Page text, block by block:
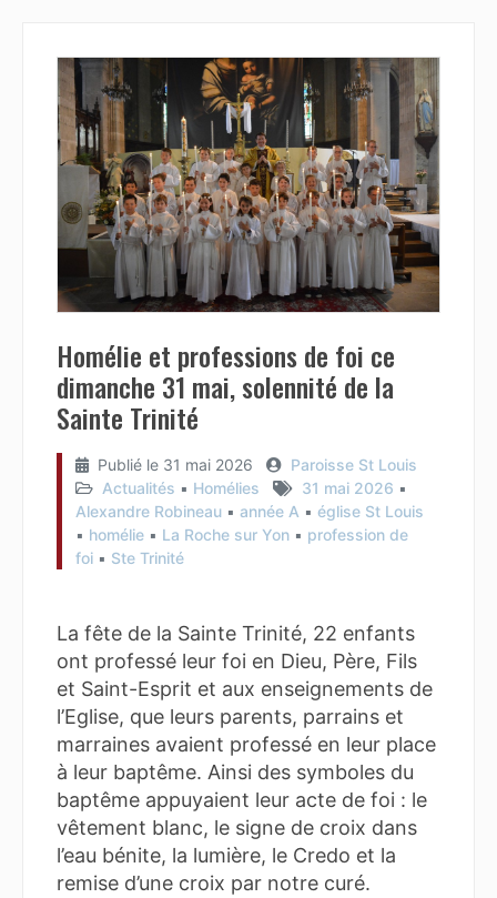
Homélie et professions de foi ce
dimanche 31 mai, solennité de la
Sainte Trinité
Publié le 31 mai 2026
Paroisse St Louis
Actualités ▪︎ Homélies 31 mai 2026 ▪︎
Alexandre Robineau ▪︎ année A ▪︎ église St Louis
▪︎ homélie ▪︎ La Roche sur Yon ▪︎ profession de
foi ▪︎ Ste Trinité
La fête de la Sainte Trinité, 22 enfants
ont professé leur foi en Dieu, Père, Fils
et Saint-Esprit et aux enseignements de
l’Eglise, que leurs parents, parrains et
marraines avaient professé en leur place
à leur baptême. Ainsi des symboles du
baptême appuyaient leur acte de foi : le
vêtement blanc, le signe de croix dans
l’eau bénite, la lumière, le Credo et la
remise d’une croix par notre curé.